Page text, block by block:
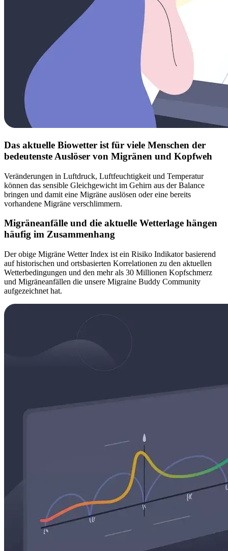
Das aktuelle Biowetter ist für viele Menschen der
bedeutenste Auslöser von Migränen und Kopfweh
Veränderungen in Luftdruck, Luftfeuchtigkeit und Temperatur
können das sensible Gleichgewicht im Gehirn aus der Balance
bringen und damit eine Migräne auslösen oder eine bereits
vorhandene Migräne verschlimmern.
Migräneanfälle und die aktuelle Wetterlage hängen
häufig im Zusammenhang
Der obige Migräne Wetter Index ist ein Risiko Indikator basierend
auf historischen und ortsbasierten Korrelationen zu den aktuellen
Wetterbedingungen und den mehr als 30 Millionen Kopfschmerz
und Migräneanfällen die unsere Migraine Buddy Community
aufgezeichnet hat.